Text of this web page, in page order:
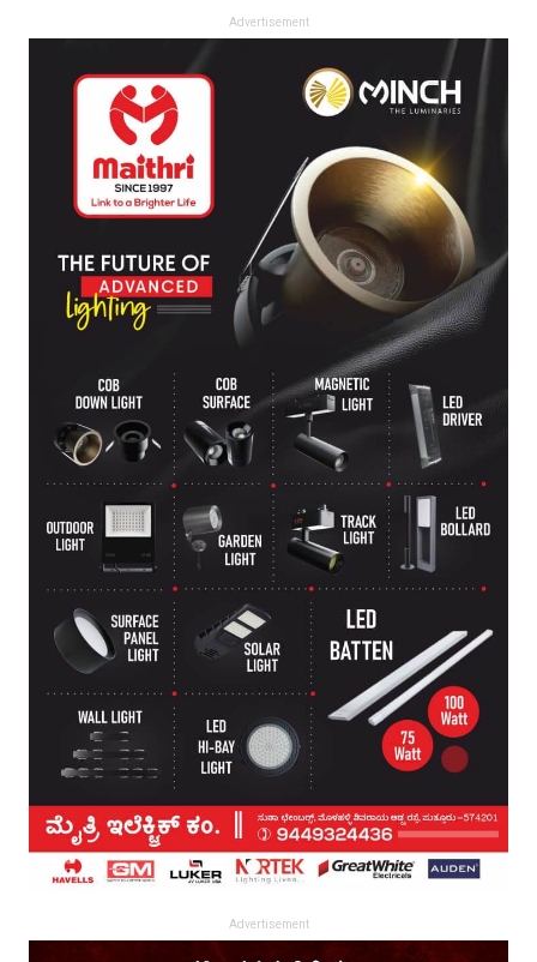
Advertisement
Advertisement